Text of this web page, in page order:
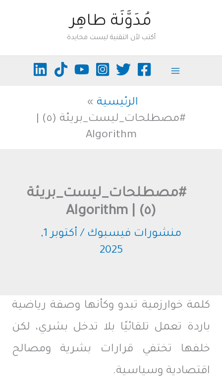
المحتوى
مُدَوَّنَة طاهِر
أكتب لأن التقنية ليست محايدة
الرئيسية
#مصطلحات_ليست_بريئة (٥) |
Algorithm
#مصطلحات_ليست_بريئة
(٥) | Algorithm
منشورات فيسبوك /
أكتوبر 1,
2025
كلمة خوارزمية تبدو وكأنها وصفة رياضية
باردة تعمل تلقائيًا بلا تدخل بشري، لكن
خلفها تختفي قرارات بشرية ومصالح
اقتصادية وسياسية.